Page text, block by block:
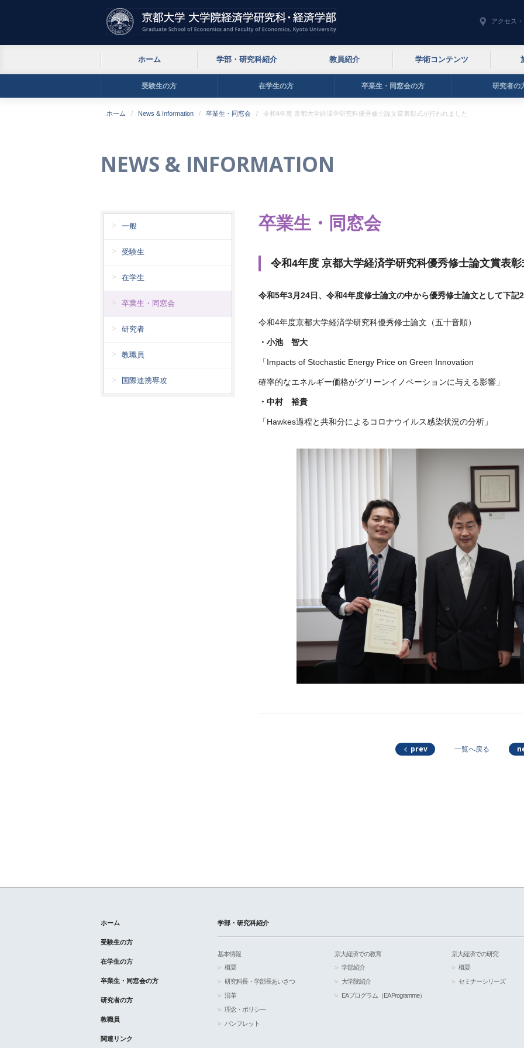
アクセス
ホーム 学部・研究科紹介 教員紹介 学術コンテンツ
受験生の方 在学生の方 卒業生・同窓会の方 研究者の
ホーム News & Information 卒業生・同窓会 令和4年度 京都大学経済学研究科優秀修士論文賞表彰式が行われました
NEWS & INFORMATION
卒業生・同窓会
令和4年度 京都大学経済学研究科優秀修士論文賞表
令和5年3月24日、令和4年度修士論文の中から優秀修士論文として下記
令和4年度京都大学経済学研究科優秀修士論文（五十音順）
・小池 智大
「Impacts of Stochastic Energy Price on Green Innovation
確率的なエネルギー価格がグリーンイノベーションに与える影響」
・中村 裕貴
「Hawkes過程と共和分によるコロナウイルス感染状況の分析」
prev 一覧へ戻る
一般
受験生
在学生
卒業生・同窓会
研究者
教職員
国際連携専攻
ホーム
受験生の方
在学生の方
卒業生・同窓会の方
研究者の方
教職員
関連リンク
学部・研究科紹介
基本情報
概要
研究科長・学部長あいさつ
沿革
理念・ポリシー
パンフレット
京大経済での教育
学部紹介
大学院紹介
EAプログラム（EA Programme）
京大経済での研究
概要
セミナーシリーズ